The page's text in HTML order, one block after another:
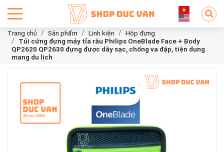
Trang chủ Sản phẩm Linh kiện
Hộp đựng
Túi cứng đựng máy tỉa râu Philips OneBlade Face + Body
QP2620 QP2630 đựng được dây sạc, chống va đập, tiện dụng
mang du lịch